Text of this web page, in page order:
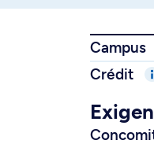
Campus
Crédit